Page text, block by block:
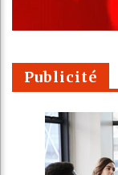
Publicité